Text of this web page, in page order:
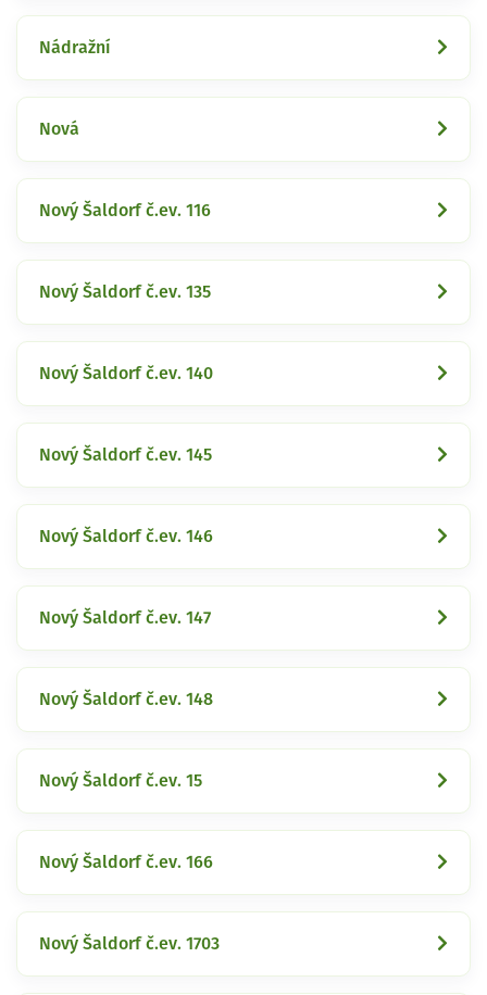
Nádražní
Nová
Nový Šaldorf č.ev. 116
Nový Šaldorf č.ev. 135
Nový Šaldorf č.ev. 140
Nový Šaldorf č.ev. 145
Nový Šaldorf č.ev. 146
Nový Šaldorf č.ev. 147
Nový Šaldorf č.ev. 148
Nový Šaldorf č.ev. 15
Nový Šaldorf č.ev. 166
Nový Šaldorf č.ev. 1703